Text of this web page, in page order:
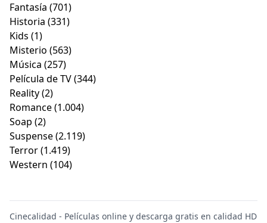
Fantasía (701)
Historia (331)
Kids (1)
Misterio (563)
Música (257)
Película de TV(344)
Reality(2)
Romance(1.004)
Soap (2)
Suspense(2.119)
Terror(1.419)
Western (104)
Cinecalidad - Películas online y descarga gratis en calidad HD